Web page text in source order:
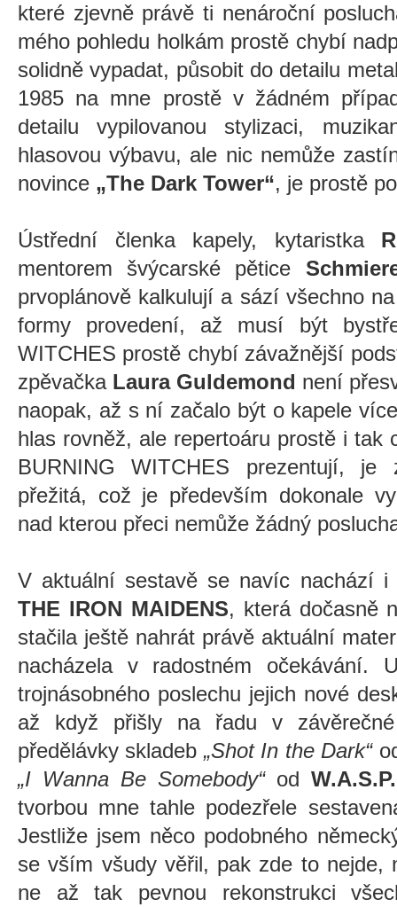
které zjevně právě ti nenároční
mého pohledu holkám prostě chybí
solidně vypadat, působit do detailu
1985 na mne prostě v žádném
detailu vypilovanou stylizaci,
hlasovou výbavu, ale nic nemůže
novince „The Dark Tower“, je prostě
Ústřední členka kapely, kytaristka
mentorem švýcarské pětice
prvoplánově kalkulují a sází všechno
formy provedení, až musí být
WITCHES prostě chybí závažnější
zpěvačka Laura Guldemond není
naopak, až s ní začalo být o kapele
hlas rovněž, ale repertoáru prostě i tak
BURNING WITCHES prezentují,
přežitá, což je především dokonale
nad kterou přeci nemůže žádný
V aktuální sestavě se navíc nachází
THE IRON MAIDENS, která dočasně
stačila ještě nahrát právě aktuální
nacházela v radostném
trojnásobného poslechu jejich nové
až když přišly na řadu v
předělávky skladeb „Shot In the Dark“
„I Wanna Be Somebody“od W.A.S.P.
tvorbou mne tahle podezřele
Jestliže jsem něco podobného
se vším všudy věřil, pak zde to nejde,
ne až tak pevnou rekonstrukci